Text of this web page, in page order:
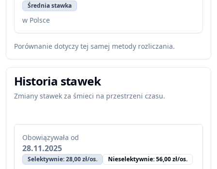
Średnia stawka
w Polsce
Porównanie dotyczy tej samej metody rozliczania.
Historia stawek
Zmiany stawek za śmieci na przestrzeni czasu.
Obowiązywała od
28.11.2025
Selektywnie: 28,00 zł/os. Nieselektywnie: 56,00 zł/os.